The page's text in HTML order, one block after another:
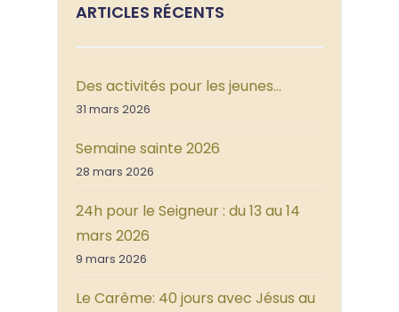
ARTICLES RÉCENTS
Des activités pour les jeunes…
31 mars 2026
Semaine sainte 2026
28 mars 2026
24h pour le Seigneur : du 13 au 14
mars 2026
9 mars 2026
Le Carême: 40 jours avec Jésus au